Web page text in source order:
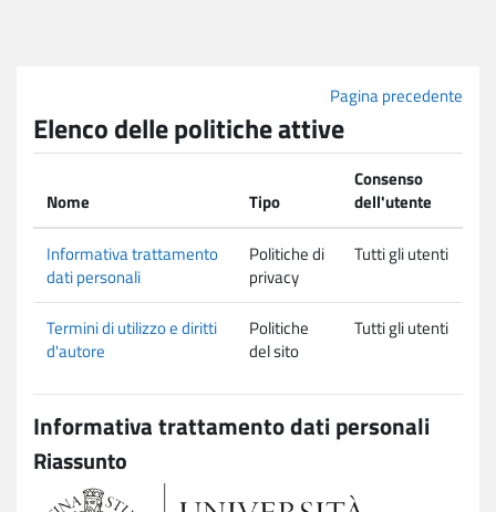
Pagina precedente
Elenco delle politiche attive
Nome Tipo
Consenso
dell'utente
Informativa trattamento
dati personali
Politiche di
privacy
Tutti gli utenti
Termini di utilizzo e diritti
d'autore
Politiche
del sito
Tutti gli utenti
Informativa trattamento dati personali
Riassunto